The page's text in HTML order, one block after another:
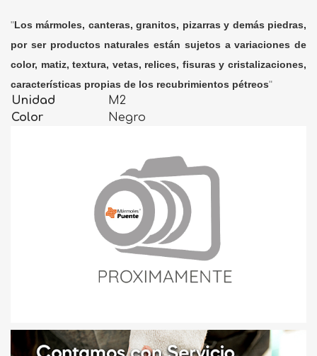
"Los mármoles, canteras, granitos, pizarras y demás piedras,
por ser productos naturales están sujetos a variaciones de
color, matiz, textura, vetas, relices, fisuras y cristalizaciones,
características propias de los recubrimientos pétreos"
Unidad
M2
Color
Negro